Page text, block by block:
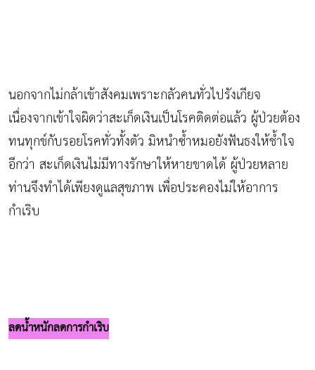
นอกจากไม่กล้าเข้าสังคมเพราะกลัวคนทั่วไปรังเกียจ
เนื่องจากเข้าใจผิดว่าสะเก็ดเงินเป็นโรคติดต่อแล้ว ผู้ป่วยต้อง
ทนทุกข์กับรอยโรคทั่วทั้งตัว มิหนำซ้ำหมอยังฟันธงให้ช้ำใจ
อีกว่า สะเก็ดเงินไม่มีทางรักษาให้หายขาดได้ ผู้ป่วยหลาย
ท่านจึงทำได้เพียงดูแลสุขภาพ เพื่อประคองไม่ให้อาการ
กำเริบ
ลดน้ำหนักลดการกำเริบ